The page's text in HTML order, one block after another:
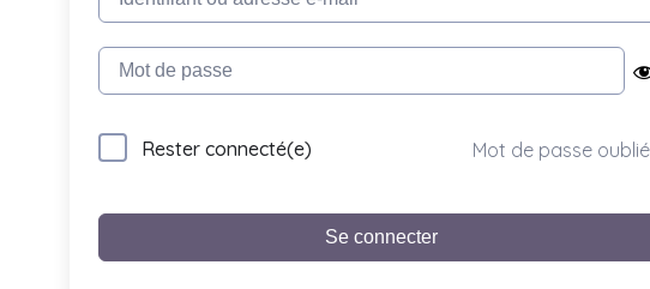
Rester connecté(e) Mot de passe
Se connecter